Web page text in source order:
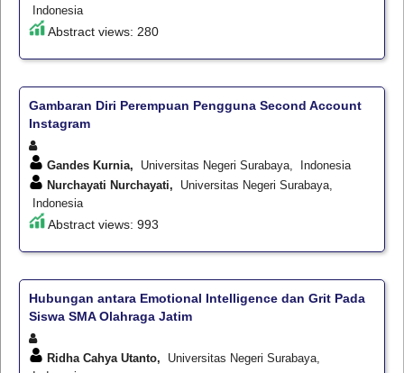
Indonesia
Abstract views: 280
Gambaran Diri Perempuan Pengguna Second Account
Instagram
Gandes Kurnia, Universitas Negeri Surabaya, Indonesia
Nurchayati Nurchayati, Universitas Negeri Surabaya,
Indonesia
Abstract views: 993
Hubungan antara Emotional Intelligence dan Grit Pada
Siswa SMA Olahraga Jatim
Ridha Cahya Utanto, Universitas Negeri Surabaya,